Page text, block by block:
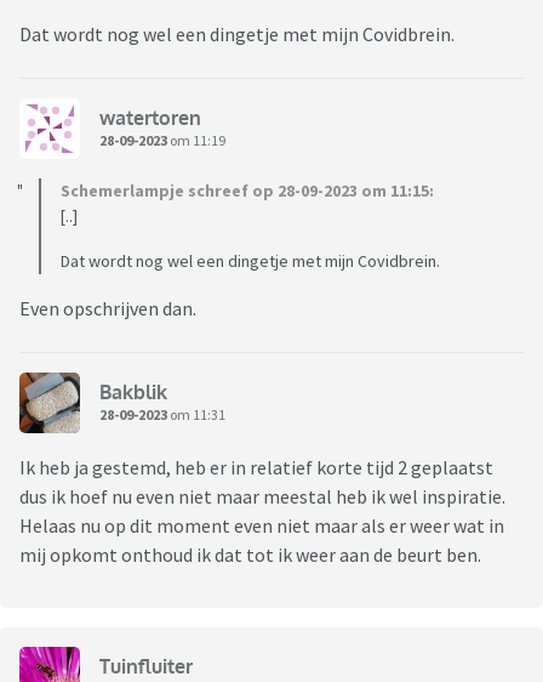
Dat wordt nog wel een dingetje met mijn Covidbrein.
watertoren
28-09-2023 om 11:19
Schemerlampje schreef op 28-09-2023 om 11:15:
[..]
Dat wordt nog wel een dingetje met mijn Covidbrein.
Even opschrijven dan.
Bakblik
28-09-2023 om 11:31
Ik heb ja gestemd, heb er in relatief korte tijd 2 geplaatst
dus ik hoef nu even niet maar meestal heb ik wel inspiratie.
Helaas nu op dit moment even niet maar als er weer wat in
mij opkomt onthoud ik dat tot ik weer aan de beurt ben.
Tuinfluiter